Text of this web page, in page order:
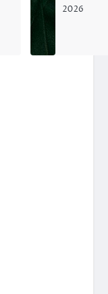
2026